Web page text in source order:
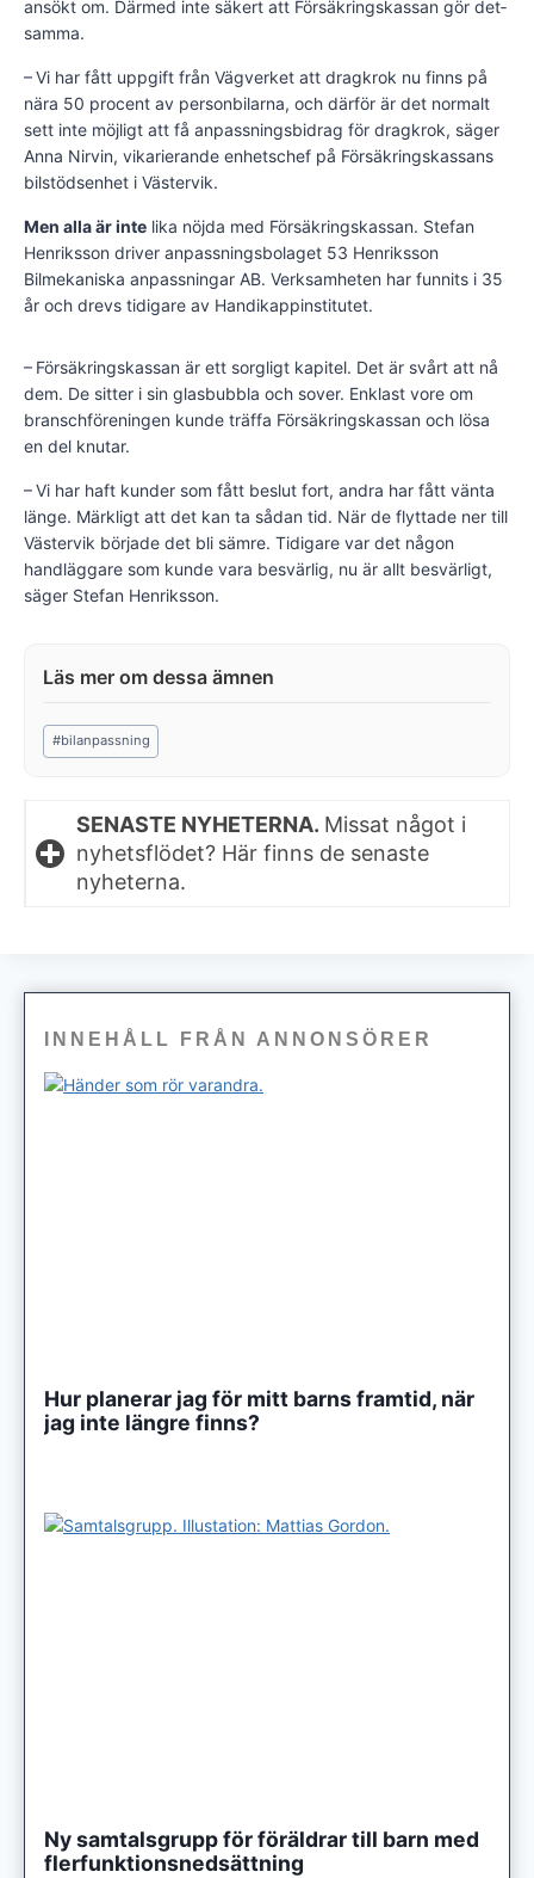
ansökt om. Därmed inte säkert att Försäkringskassan gör det­
samma.
– Vi har fått uppgift från Vägverket att dragkrok nu finns på
nära 50 procent av personbilarna, och därför är det normalt
sett inte möjligt att få anpassningsbidrag för dragkrok, säger
Anna Nirvin, vikarierande enhetschef på Försäkrings­kassans
bilstödsenhet i Västervik.
Men alla är inte lika nöjda med För­säkringskassan. Stefan
Henriksson driver anpassningsbolaget 53 Henriksson
Bilmekaniska anpassningar AB. Verk­samheten har funnits i 35
år och drevs tidigare av Handikappinstitutet.
– Försäkringskassan är ett sorgligt kapitel. Det är svårt att nå
dem. De sitter i sin glasbubbla och sover. Enklast vore om
branschföre­ningen kunde träffa För­säkringskassan och lösa
en del knutar.
– Vi har haft kunder som fått beslut fort, andra har fått vänta
länge. Märkligt att det kan ta sådan tid. När de flyttade ner till
Västervik började det bli sämre. Tidigare var det någon
handläggare som kunde vara besvärlig, nu är allt besvärligt,
säger Stefan Henriksson.
Post
Tags:
#bilanpassning
SENASTE NYHETERNA. Missat något i
nyhetsflödet? Här finns de senaste
nyheterna.
INNEHÅLL FRÅN ANNONSÖRER
Hur planerar jag för mitt barns framtid, när
jag inte längre finns?
Ny samtalsgrupp för föräldrar till barn med
flerfunktionsnedsättning